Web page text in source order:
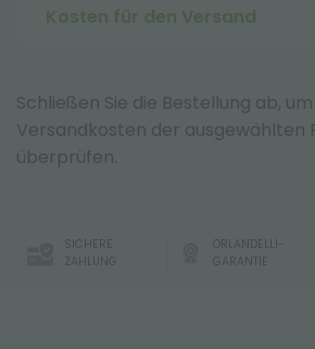
Kosten für den Versand
Schließen Sie die Bestellung ab,
Versandkosten der ausgewählten
überprüfen.
SICHERE
ZAHLUNG
ORLANDELLI-
GARANTIE